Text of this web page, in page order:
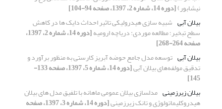
نیشابور)[دوره 14، شماره 2، 1397، صفحه 94-104]
بیلان آبی شبیه سازی هیدرولیکی تاثیر احداث دایک ها در کاهش
سطح تبخیر؛ مطالعه موردی: دریاچه ارومیه [دوره 14، شماره 2، 1397،
صفحه 264-268]
بیلان آبی توسعه مدل جامع حوضه آبریز کارستی به منظور برآورد و
تدقیق مولفه‌های بیلان آبی [دوره 14، شماره 5، 1397، صفحه 133-
145]
بیلان زیرزمینی مدلسازی بیلان عمومی ماهانه با تلفیق مدل های بیلان
هیدروکلیماتولوژی و تانک زیرزمینی [دوره 14، شماره 3، 1397، صفحه